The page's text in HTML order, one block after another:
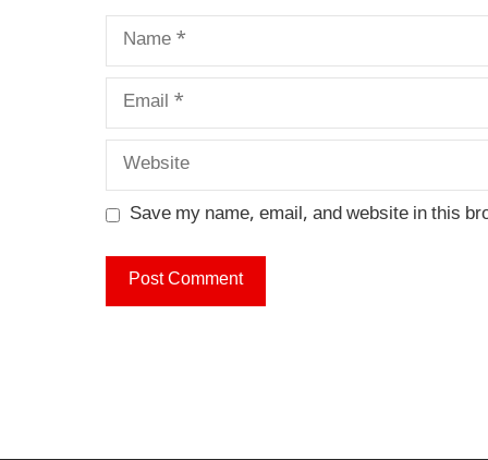
Name
Email
Website
Save my name, email, and website in this